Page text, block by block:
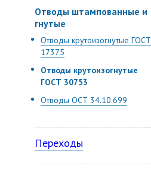
Отводы штампованные и
гнутые
Отводы крутоизогнутые ГОСТ
17375
Отводы крутоизогнутые
ГОСТ 30753
Отводы ОСТ 34.10.699
Переходы